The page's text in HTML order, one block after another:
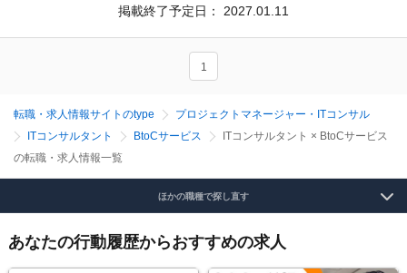
掲載終了予定日： 2027.01.11
1
転職・求人情報サイトのtype
プロジェクトマネージャー・ITコンサル
ITコンサルタント
BtoCサービス
ITコンサルタント × BtoCサービス
の転職・求人情報一覧
ほかの職種で探し直す
あなたの行動履歴からおすすめの求人